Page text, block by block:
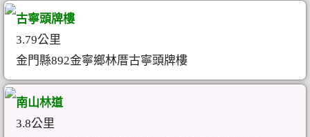
古寧頭牌樓
3.79公里
金門縣892金寧鄉林厝古寧頭牌樓
南山林道
3.8公里